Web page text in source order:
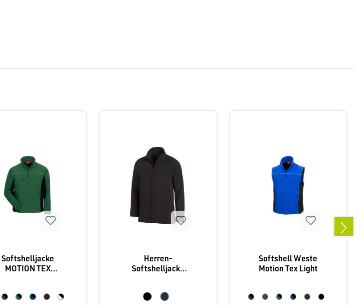
Softshelljacke
MOTION TEX
Herren-
Softshelljacke
Softshell Weste
Motion Tex Light